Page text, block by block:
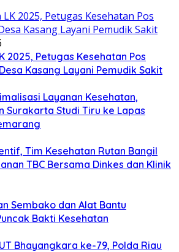
2025, Petugas Kesehatan Pos
Kasang Layani Pemudik Sakit
Layanan Kesehatan,
Surakarta Studi Tiru ke Lapas
Tim Kesehatan Rutan Bangil
TBC Bersama Dinkes dan Klinik
Sembako dan Alat Bantu
Bakti Kesehatan
Bhayangkara ke-79, Polda Riau